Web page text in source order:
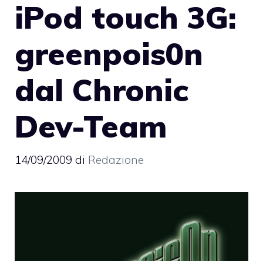
iPod touch 3G:
greenpois0n
dal Chronic
Dev-Team
14/09/2009 di Redazione